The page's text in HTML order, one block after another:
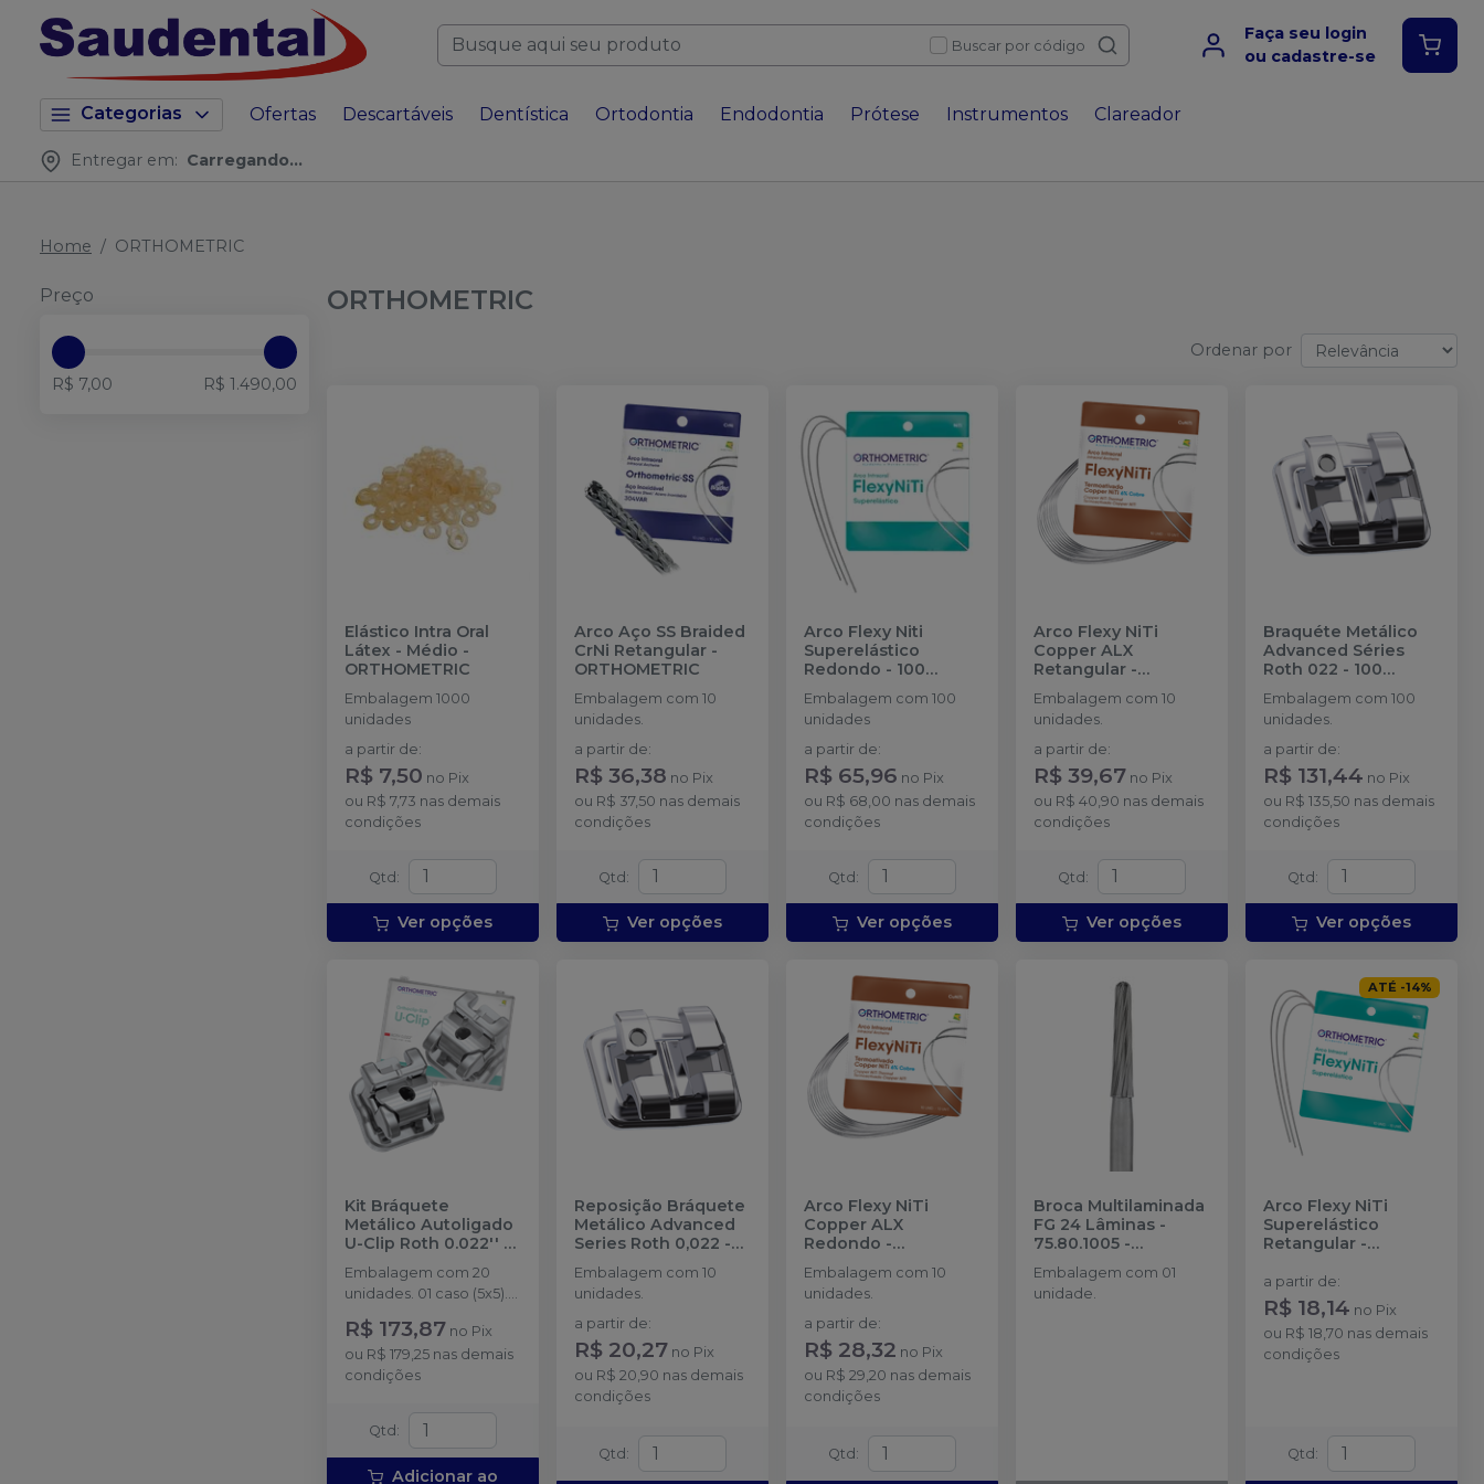
Buscar por código
Faça seu login
ou cadastre-se
Categorias Ofertas Descartáveis Dentística Ortodontia Endodontia Prótese Instrumentos Clareador
Entregar em: Carregando...
Home ORTHOMETRIC
Preço
R$ 7,00 R$ 1.490,00
ORTHOMETRIC
Ordenar por
Elástico Intra Oral
Látex - Médio -
ORTHOMETRIC
Embalagem 1000
unidades
a partir de:
R$ 7,50 no Pix
ou R$ 7,73 nas demais
condições
Qtd:
Ver opções
Arco Aço SS Braided
CrNi Retangular -
ORTHOMETRIC
Embalagem com 10
unidades.
a partir de:
R$ 36,38 no Pix
ou R$ 37,50 nas demais
condições
Qtd:
Ver opções
Arco Flexy Niti
Superelástico
Redondo - 100
unidades
ORTHOMETRIC
Embalagem com 100
unidades
a partir de:
R$ 65,96 no Pix
ou R$ 68,00 nas demais
condições
Qtd:
Ver opções
Arco Flexy NiTi
Copper ALX
Retangular -
ORTHOMETRIC
Embalagem com 10
unidades.
a partir de:
R$ 39,67 no Pix
ou R$ 40,90 nas demais
condições
Qtd:
Ver opções
Braquéte Metálico
Advanced Séries
Roth 022 - 100
unidades.
ORTHOMETRIC
Embalagem com 100
unidades.
a partir de:
R$ 131,44 no Pix
ou R$ 135,50 nas demais
condições
Qtd:
Ver opções
Kit Bráquete
Metálico Autoligado
U-Clip Roth 0.022'' -
01 Caso - 10.45.2300
ORTHOMETRIC
Embalagem com 20
unidades. 01 caso (5x5).
Com gancho nos
caninos e pré-molares.
R$ 173,87 no Pix
ou R$ 179,25 nas demais
condições
Qtd :
Adicionar ao
Reposição Bráquete
Metálico Advanced
Series Roth 0,022 -
ORTHOMETRIC
Embalagem com 10
unidades.
a partir de:
R$ 20,27 no Pix
ou R$ 20,90 nas demais
condições
Qtd :
Arco Flexy NiTi
Copper ALX
Redondo -
ORTHOMETRIC
Embalagem com 10
unidades.
a partir de:
R$ 28,32 no Pix
ou R$ 29,20 nas demais
condições
Qtd :
Broca Multilaminada
FG 24 Lâminas -
75.80.1005 -
ORTHOMETRIC
Embalagem com 01
unidade.
ATÉ -14%
Arco Flexy NiTi
Superelástico
Retangular -
a partir de:
R$ 18,14 no Pix
ou R$ 18,70 nas demais
condições
Qtd :